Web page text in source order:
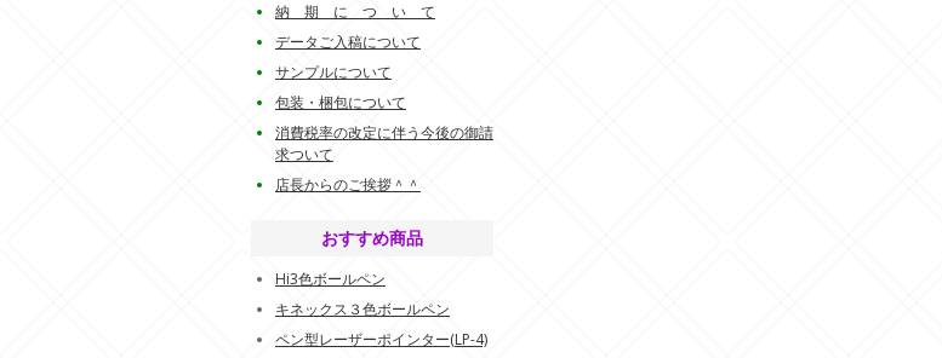
納 期 に つ い て
データご入稿について
サンプルについて
包装・梱包について
消費税率の改定に伴う今後の御請
求ついて
店長からのご挨拶＾＾
おすすめ商品
Hi3色ボールペン
キネックス３色ボールペン
ペン型レーザーポインター(LP-4)